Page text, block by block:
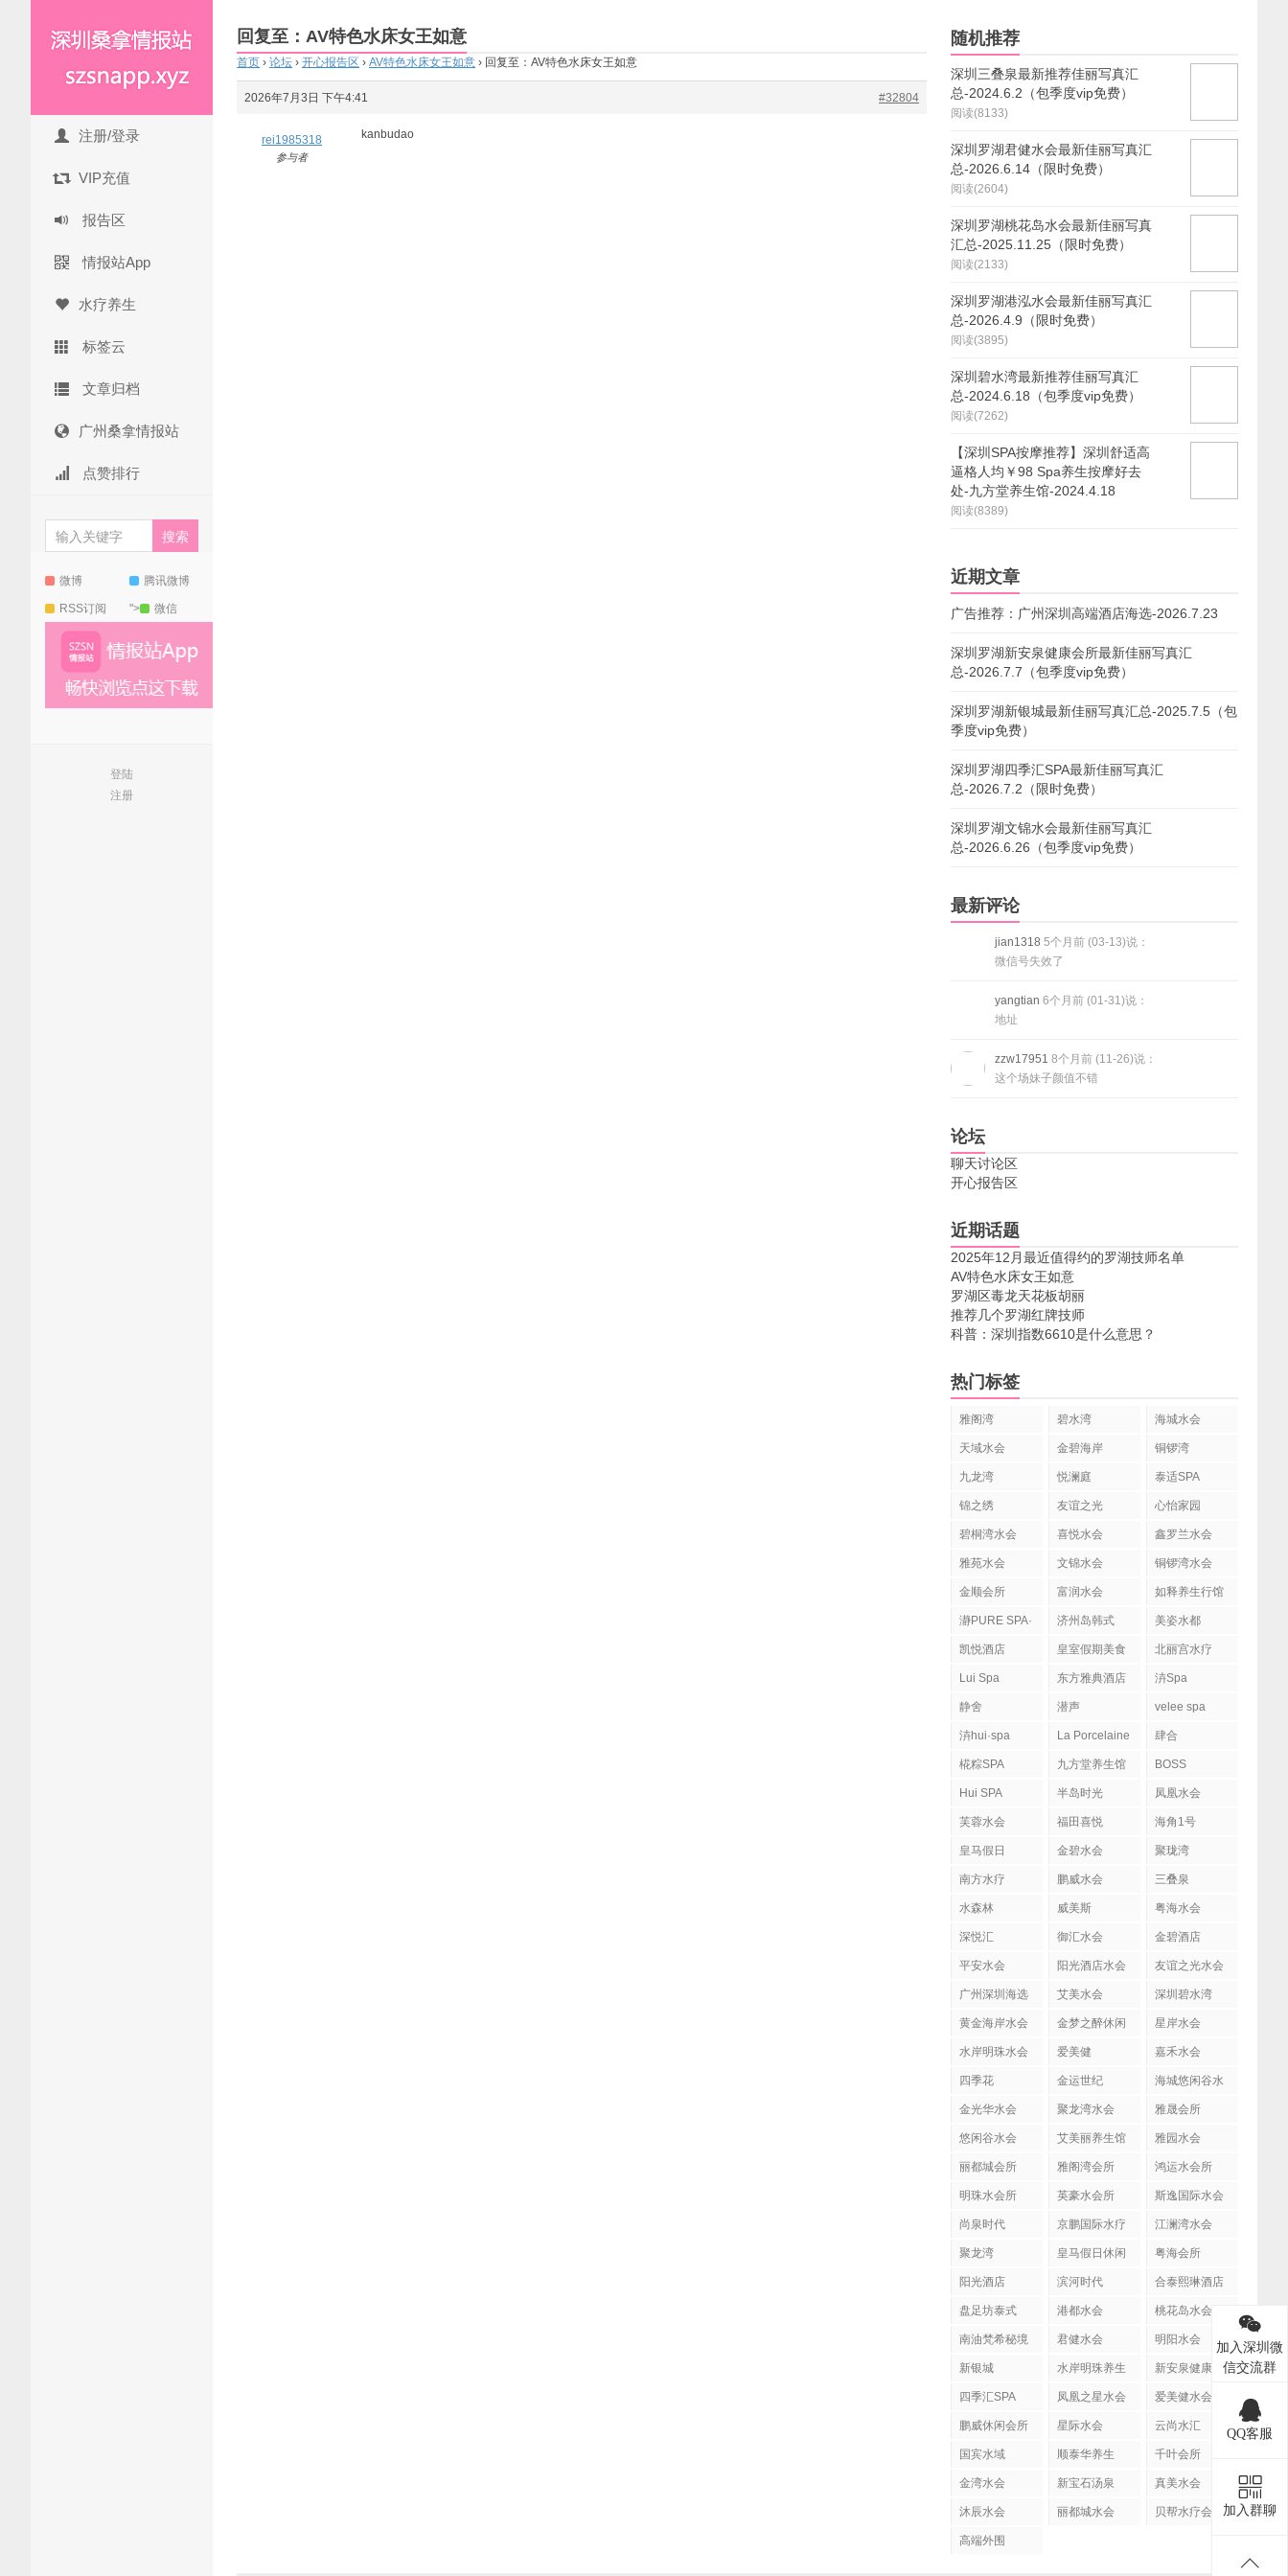
注册/登录
VIP充值
报告区
情报站App
水疗养生
标签云
文章归档
广州桑拿情报站
点赞排行
微博 腾讯微博
RSS订阅 "> 微信
登陆
注册
回复至：AV特色水床女王如意
首页 › 论坛 › 开心报告区 › AV特色水床女王如意 › 回复至：AV特色水床女王如意
2026年7月3日 下午4:41 #32804
rei1985318
参与者
kanbudao
随机推荐
深圳三叠泉最新推荐佳丽写真汇
总-2024.6.2（包季度vip免费）
阅读(8133)
深圳罗湖君健水会最新佳丽写真汇
总-2026.6.14（限时免费）
阅读(2604)
深圳罗湖桃花岛水会最新佳丽写真
汇总-2025.11.25（限时免费）
阅读(2133)
深圳罗湖港泓水会最新佳丽写真汇
总-2026.4.9（限时免费）
阅读(3895)
深圳碧水湾最新推荐佳丽写真汇
总-2024.6.18（包季度vip免费）
阅读(7262)
【深圳SPA按摩推荐】深圳舒适高
逼格人均￥98 Spa养生按摩好去
处-九方堂养生馆-2024.4.18
阅读(8389)
近期文章
广告推荐：广州深圳高端酒店海选-2026.7.23
深圳罗湖新安泉健康会所最新佳丽写真汇
总-2026.7.7（包季度vip免费）
深圳罗湖新银城最新佳丽写真汇总-2025.7.5（包
季度vip免费）
深圳罗湖四季汇SPA最新佳丽写真汇
总-2026.7.2（限时免费）
深圳罗湖文锦水会最新佳丽写真汇
总-2026.6.26（包季度vip免费）
最新评论
jian1318 5个月前 (03-13)说：
微信号失效了
yangtian 6个月前 (01-31)说：
地址
zzw17951 8个月前 (11-26)说：
这个场妹子颜值不错
论坛
聊天讨论区
开心报告区
近期话题
2025年12月最近值得约的罗湖技师名单
AV特色水床女王如意
罗湖区毒龙天花板胡丽
推荐几个罗湖红牌技师
科普：深圳指数6610是什么意思？
热门标签
雅阁湾 碧水湾 海城水会
天域水会 金碧海岸 铜锣湾
九龙湾
悦澜庭
SPA
泰适SPA
锦之绣 友谊之光 心怡家园
碧桐湾水会 喜悦水会 鑫罗兰水会
雅苑水会 文锦水会 铜锣湾水会
金顺会所 富润水会 如释养生行馆
瀞PURE SPA·
济州岛韩式
美姿水都
凯悦酒店
皇室假期美食
北丽宫水疗
Lui Spa
东方雅典酒店
泋Spa
静舍 潜声 velee spa
泋hui·spa
La Porcelaine
肆合
椛粽SPA 九方堂养生馆
BOSS
式にほんSPA
肌肤管理社
Hui SPA 半岛时光 凤凰水会
芙蓉水会 福田喜悦 海角1号
皇马假日 金碧水会 聚珑湾
南方水疗 鹏威水会 三叠泉
水森林 威美斯 粤海水会
深悦汇 御汇水会 金碧酒店
平安水会 阳光酒店水会 友谊之光水会
广州深圳海选 艾美水会 深圳碧水湾
黄金海岸水会 金梦之醉休闲 星岸水会
水岸明珠水会 爱美健 嘉禾水会
四季花 金运世纪
海城悠闲谷水
金光华水会 聚龙湾水会 雅晟会所
悠闲谷水会 艾美丽养生馆 雅园水会
丽都城会所 雅阁湾会所 鸿运水会所
明珠水会所 英豪水会所 斯逸国际水会
尚泉时代 京鹏国际水疗 江澜湾水会
聚龙湾 皇马假日休闲 粤海会所
阳光酒店 滨河时代 合泰熙琳酒店
盘足坊泰式
港都水会 桃花岛水会
南油梵希秘境 君健水会 明阳水会
新银城
水岸明珠养生
新安泉健康会
四季汇SPA 凤凰之星水会 爱美健水会
鹏威休闲会所 星际水会 云尚水汇
国宾水域 顺泰华养生 千叶会所
金湾水会 新宝石汤泉 真美水会
沐辰水会 丽都城水会 贝帮水疗会
高端外围
加入深圳微
信交流群
QQ客服
加入群聊